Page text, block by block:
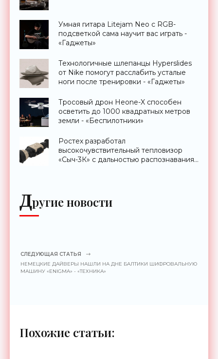
Умная гитара Litejam Neo с RGB-
подсветкой сама научит вас играть -
«Гаджеты»
Технологичные шлепанцы Hyperslides
от Nike помогут расслабить усталые
ноги после тренировки - «Гаджеты»
Тросовый дрон Heone-X способен
осветить до 1000 квадратных метров
земли - «Беспилотники»
Ростех разработал
высокочувствительный тепловизор
«Сыч-3К» с дальностью распознавания
Другие новости
СЛЕДУЮЩАЯ СТАТЬЯ
НЕМЕЦКИЕ ДАЙВЕРЫ НАШЛИ НА ДНЕ БАЛТИКИ ШИФРОВАЛЬНУЮ
МАШИНУ «ENIGMA» - «ТЕХНИКА»
Похожие статьи: